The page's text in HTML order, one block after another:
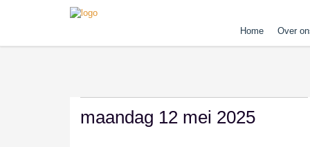
Home Over
maandag 12 mei 2025